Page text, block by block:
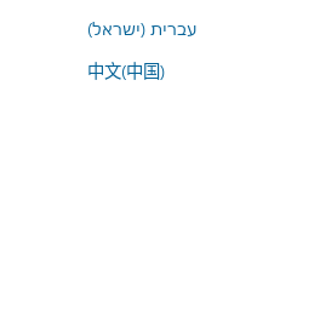
עברית (ישראל)
中文(中国)